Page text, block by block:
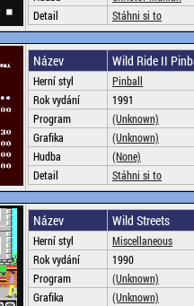
Detail
Stáhni si to
Název Wild Ride II
Herní styl
Pinball
Rok vydání
1991
Program
(Unknown)
Grafika
(Unknown)
Hudba
(None)
Detail
Stáhni si to
Název Wild Streets
Herní styl
Miscellaneous
Rok vydání
1990
Program
(Unknown)
Grafika
(Unknown)